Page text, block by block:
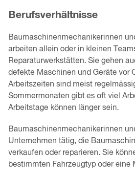
Berufsverhältnisse
Baumaschinenmechanikerinnen
arbeiten allein oder in kleinen
Reparaturwerkstätten. Sie gehen
defekte Maschinen und Geräte vor
Arbeitszeiten sind meist
Sommermonaten gibt es oft viel
Arbeitstage können länger sein.
Baumaschinenmechanikerinnen
Unternehmen tätig, die
verkaufen oder reparieren. Sie
bestimmten Fahrzeugtyp oder eine